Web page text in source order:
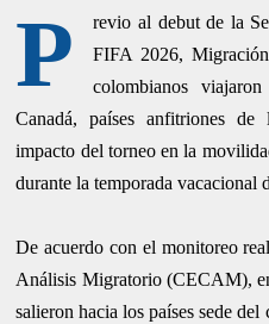
P
revio al debut de la
FIFA 2026,
colombianos
Canadá, países anfitriones
impacto del torneo en la
durante la temporada vacacional
De acuerdo con el monitoreo
Análisis Migratorio (CECAM),
salieron hacia los países sede